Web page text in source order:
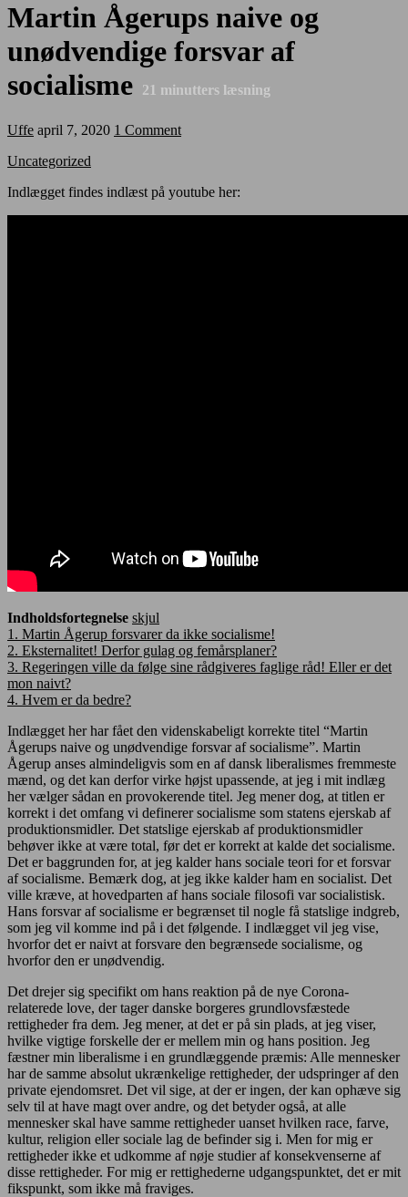
Martin Ågerups naive og
unødvendige forsvar af
socialisme
21 minutters læsning
Uffe april 7, 2020 1 Comment
Uncategorized
Indlægget findes indlæst på youtube her:
Indholdsfortegnelse skjul
1. Martin Ågerup forsvarer da ikke socialisme!
2. Eksternalitet! Derfor gulag og femårsplaner?
3. Regeringen ville da følge sine rådgiveres faglige råd! Eller er det
mon naivt?
4. Hvem er da bedre?
Indlægget her har fået den videnskabeligt korrekte titel “Martin
Ågerups naive og unødvendige forsvar af socialisme”. Martin
Ågerup anses almindeligvis som en af dansk liberalismes fremmeste
mænd, og det kan derfor virke højst upassende, at jeg i mit indlæg
her vælger sådan en provokerende titel. Jeg mener dog, at titlen er
korrekt i det omfang vi definerer socialisme som statens ejerskab af
produktionsmidler. Det statslige ejerskab af produktionsmidler
behøver ikke at være total, før det er korrekt at kalde det socialisme.
Det er baggrunden for, at jeg kalder hans sociale teori for et forsvar
af socialisme. Bemærk dog, at jeg ikke kalder ham en socialist. Det
ville kræve, at hovedparten af hans sociale filosofi var socialistisk.
Hans forsvar af socialisme er begrænset til nogle få statslige indgreb,
som jeg vil komme ind på i det følgende. I indlægget vil jeg vise,
hvorfor det er naivt at forsvare den begrænsede socialisme, og
hvorfor den er unødvendig.
Det drejer sig specifikt om hans reaktion på de nye Corona-
relaterede love, der tager danske borgeres grundlovsfæstede
rettigheder fra dem. Jeg mener, at det er på sin plads, at jeg viser,
hvilke vigtige forskelle der er mellem min og hans position. Jeg
fæstner min liberalisme i en grundlæggende præmis: Alle mennesker
har de samme absolut ukrænkelige rettigheder, der udspringer af den
private ejendomsret. Det vil sige, at der er ingen, der kan ophæve sig
selv til at have magt over andre, og det betyder også, at alle
mennesker skal have samme rettigheder uanset hvilken race, farve,
kultur, religion eller sociale lag de befinder sig i. Men for mig er
rettigheder ikke et udkomme af nøje studier af konsekvenserne af
disse rettigheder. For mig er rettighederne udgangspunktet, det er mit
fikspunkt, som ikke må fraviges.